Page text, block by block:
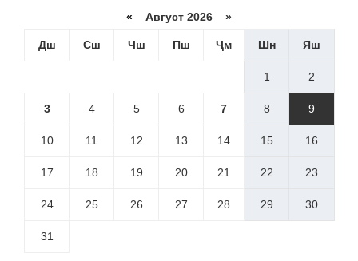
« Август 2026 »
Дш Сш Чш Пш Ҷм Шн Яш
1 2
3 4 5 6 7 8 9
10 11 12 13 14 15 16
17 18 19 20 21 22 23
24 25 26 27 28 29 30
31